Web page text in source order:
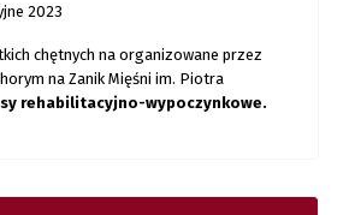
2023
chętnych na organizowane przez
na Zanik Mięśni im. Piotra
rehabilitacyjno-wypoczynkowe.